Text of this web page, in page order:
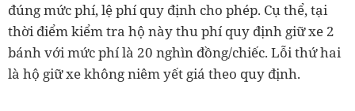
đúng mức phí, lệ phí quy định cho phép. Cụ thể, tại
thời điểm kiểm tra hộ này thu phí quy định giữ xe 2
bánh với mức phí là 20 nghìn đồng/chiếc. Lỗi thứ hai
là hộ giữ xe không niêm yết giá theo quy định.